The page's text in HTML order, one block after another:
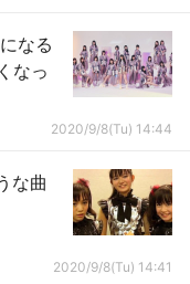
なる
なっ
2020/9/8(Tu) 14:44
な曲
2020/9/8(Tu) 14:41